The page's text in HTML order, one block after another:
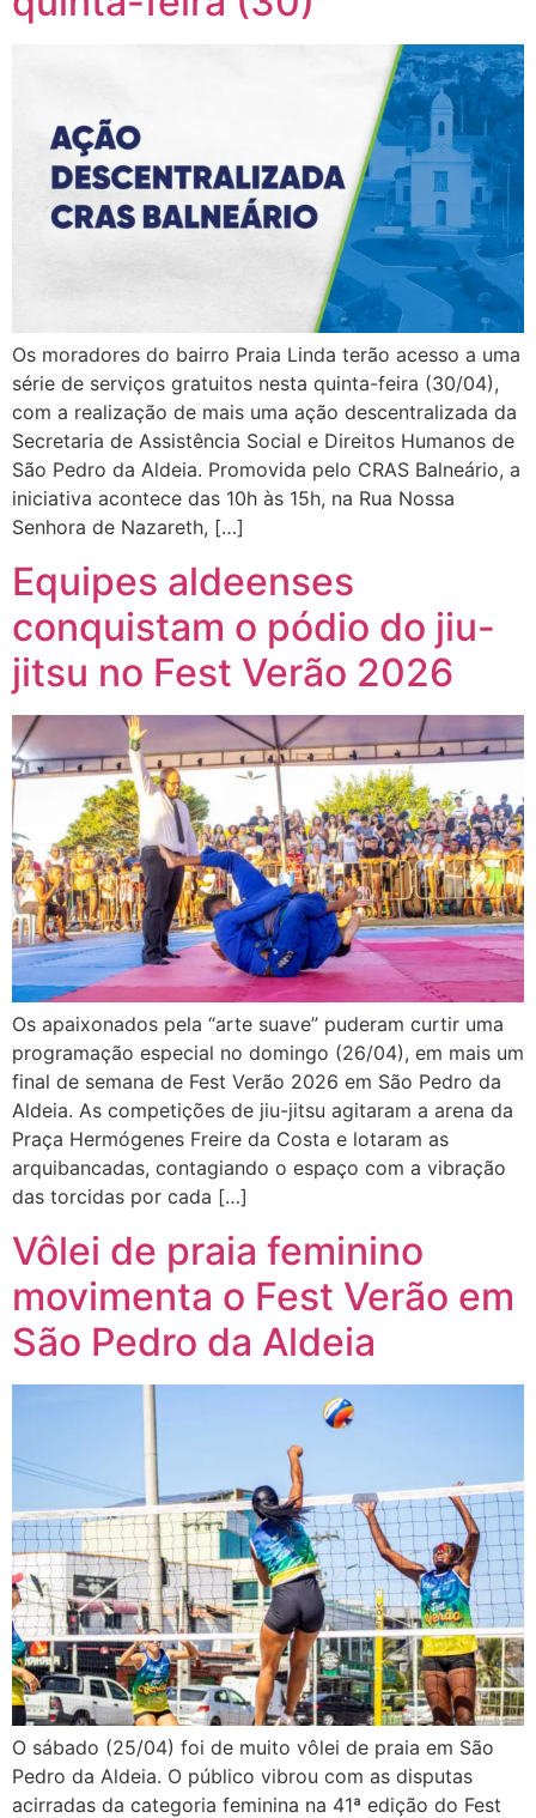
Os moradores do bairro Praia Linda terão acesso a uma
série de serviços gratuitos nesta quinta-feira (30/04),
com a realização de mais uma ação descentralizada da
Secretaria de Assistência Social e Direitos Humanos de
São Pedro da Aldeia. Promovida pelo CRAS Balneário, a
iniciativa acontece das 10h às 15h, na Rua Nossa
Senhora de Nazareth, […]
Equipes aldeenses
conquistam o pódio do jiu-
jitsu no Fest Verão 2026
Os apaixonados pela “arte suave” puderam curtir uma
programação especial no domingo (26/04), em mais um
final de semana de Fest Verão 2026 em São Pedro da
Aldeia. As competições de jiu-jitsu agitaram a arena da
Praça Hermógenes Freire da Costa e lotaram as
arquibancadas, contagiando o espaço com a vibração
das torcidas por cada […]
Vôlei de praia feminino
movimenta o Fest Verão em
São Pedro da Aldeia
O sábado (25/04) foi de muito vôlei de praia em São
Pedro da Aldeia. O público vibrou com as disputas
acirradas da categoria feminina na 41ª edição do Fest